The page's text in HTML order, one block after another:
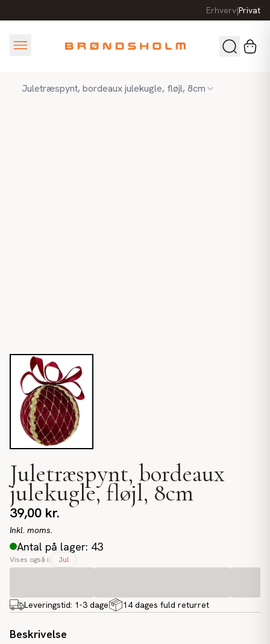
Erhverv|Privat
Juletræspynt, bordeaux julekugle, fløjl, 8cm
Juletræspynt, bordeaux
julekugle, fløjl, 8cm
39,00 kr.
Inkl. moms.
Antal på lager: 43
Vises også i: Jul
Leveringstid: 1-3 dage 14 dages fuld returret
Beskrivelse